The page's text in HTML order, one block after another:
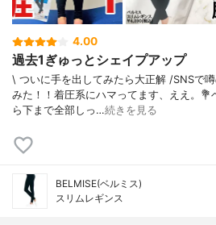
4.00
過去1ぎゅっとシェイプアップ
\ ついに手を出してみたら大正解 /⁡SNSで
みた！！着圧系にハマってます、ええ。⁡⁡
ら下まで全部しっ…続きを見る
BELMISE(ベルミス)
スリムレギンス